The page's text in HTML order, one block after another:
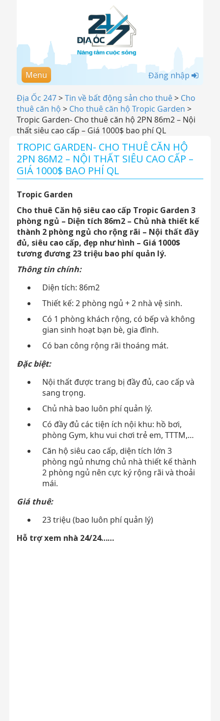
Menu Đăng nhập
Địa Ốc 247>Tin về bất động sản cho thuê> Cho
thuê căn hộ > Cho thuê căn hộ Tropic Garden >
Tropic Garden- Cho thuê căn hộ 2PN 86m2 – Nội
thất siêu cao cấp – Giá 1000$ bao phí QL
TROPIC GARDEN- CHO THUÊ CĂN HỘ
2PN 86M2 – NỘI THẤT SIÊU CAO CẤP –
GIÁ 1000$ BAO PHÍ QL
Tropic Garden
Cho thuê Căn hộ siêu cao cấp Tropic Garden 3
phòng ngủ – Diện tích 86m2 – Chủ nhà thiết kế
thành 2 phòng ngủ cho rộng rãi – Nội thất đầy
đủ, siêu cao cấp, đẹp như hình – Giá 1000$
tương đương 23 triệu bao phí quản lý.
Thông tin chính:
Diện tích: 86m2
Thiết kế: 2 phòng ngủ + 2 nhà vệ sinh.
Có 1 phòng khách rộng, có bếp và không
gian sinh hoạt bạn bè, gia đình.
Có ban công rộng rãi thoáng mát.
Đặc biệt:
Nội thất được trang bị đầy đủ, cao cấp và
sang trọng.
Chủ nhà bao luôn phí quản lý.
Có đầy đủ các tiện ích nội khu: hồ bơi,
phòng Gym, khu vui chơi trẻ em, TTTM,…
Căn hộ siêu cao cấp, diện tích lớn 3
phòng ngủ nhưng chủ nhà thiết kế thành
2 phòng ngủ nên cực ký rộng rãi và thoải
mái.
Giá thuê:
23 triệu (bao luôn phí quản lý)
Hỗ trợ xem nhà 24/24……